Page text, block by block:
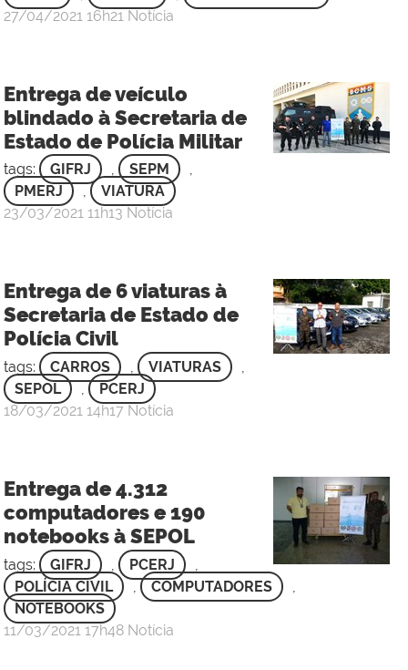
por
Oliveira
Carneiro
-
3
Sgt
publicado
27/04/2021 16h21 Notícia
Entrega de veículo
blindado à Secretaria de
Estado de Polícia Militar
tags: GIFRJ , SEPM
,
PMERJ
,
VIATURA
por
Oliveira
Carneiro
-
3
Sgt
publicado
23/03/2021 11h13 Notícia
Entrega de 6 viaturas à
Secretaria de Estado de
Polícia Civil
tags: CARROS , VIATURAS
,
SEPOL
,
PCERJ
por
Oliveira
Carneiro
-
3
Sgt
publicado
18/03/2021 14h17 Notícia
Entrega de 4.312
computadores e 190
notebooks à SEPOL
tags: GIFRJ PCERJ
POLÍCIA CIVIL
COMPUTADORES
NOTEBOOKS
por
publicado
11/03/2021 17h48 Notícia